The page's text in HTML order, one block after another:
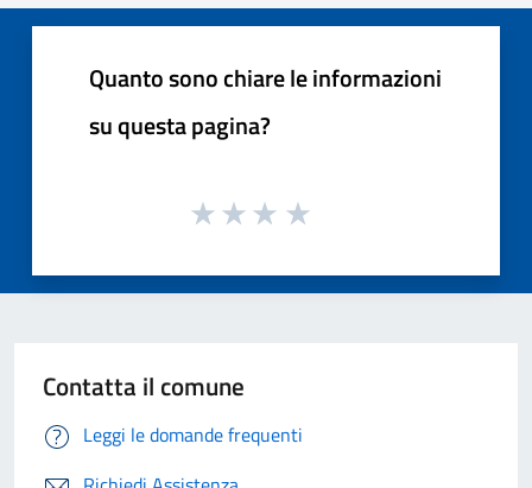
Quanto sono chiare le informazioni
su questa pagina?
Contatta il comune
Leggi le domande frequenti